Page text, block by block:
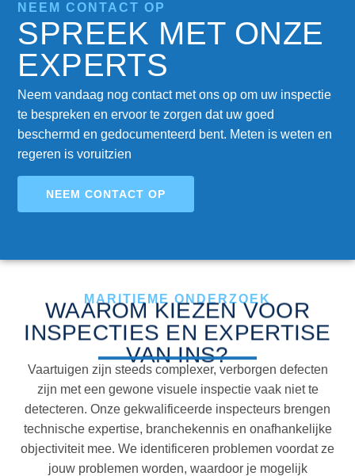
NEEM CONTACT OP
SPREEK MET ONZE
EXPERTS
Neem vandaag nog contact met ons op om uw inspectie
te bespreken en ervoor te zorgen dat uw goed
beschermd en gedocumenteerd bent. Meten is weten en
regeren is voruitzien
NEEM CONTACT OP
MARITIEME ONDERZOEK
WAAROM KIEZEN VOOR
INSPECTIES EN EXPERTISE
VAN INS?
Vaartuigen zijn steeds complexer, verborgen defecten
zijn met een gewone visuele inspectie vaak niet te
detecteren. Onze gekwalificeerde inspecteurs brengen
technische expertise, branchekennis en onafhankelijke
objectiviteit mee. We identificeren problemen voordat ze
jouw problemen worden, waardoor je mogelijk